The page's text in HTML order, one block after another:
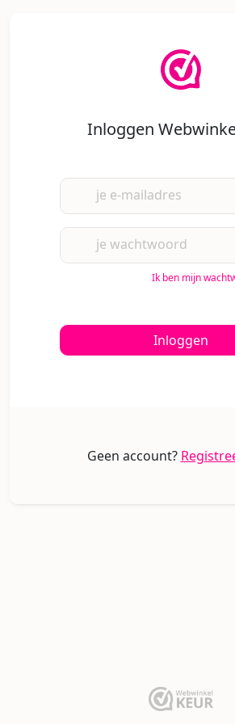
Inloggen
je e-mailadres
je wachtwoord
Ik ben mijn
Inloggen
Geen account?